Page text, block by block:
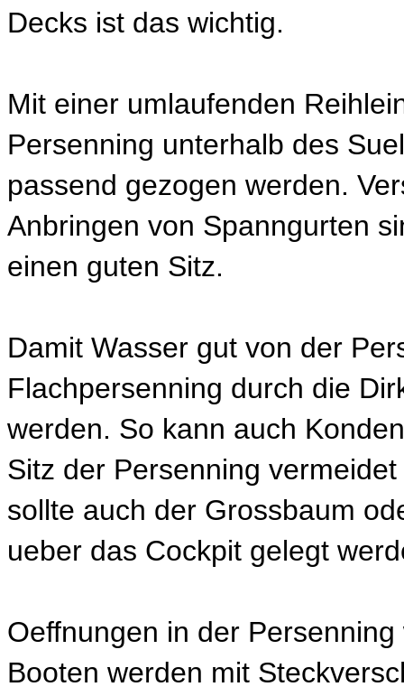
Decks ist das wichtig.
Mit einer umlaufenden
Persenning unterhalb des
passend gezogen werden.
Anbringen von Spanngurten
einen guten Sitz.
Damit Wasser gut von der
Flachpersenning durch die
werden. So kann auch
Sitz der Persenning
sollte auch der Grossbaum
ueber das Cockpit gelegt
Oeffnungen in der
Booten werden mit